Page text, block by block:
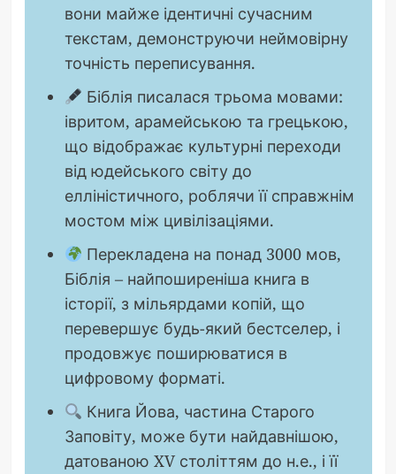
вони майже ідентичні сучасним
текстам, демонструючи неймовірну
точність переписування.
Біблія писалася трьома мовами:
івритом, арамейською та грецькою,
що відображає культурні переходи
від юдейського світу до
елліністичного, роблячи її справжнім
мостом між цивілізаціями.
Перекладена на понад 3000 мов,
Біблія – найпоширеніша книга в
історії, з мільярдами копій, що
перевершує будь-який бестселер, і
продовжує поширюватися в
цифровому форматі.
Книга Йова, частина Старого
Заповіту, може бути найдавнішою,
датованою XV століттям до н.е., і її